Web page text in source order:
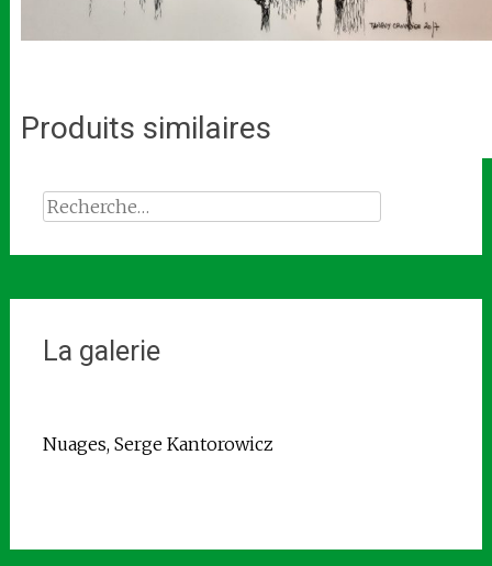
Produits similaires
Rechercher :
La galerie
Nuages, Serge Kantorowicz